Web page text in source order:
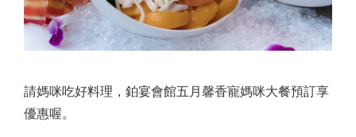
請媽咪吃好料理，鉑宴會館五月馨香寵媽咪大餐預訂享
優惠喔。